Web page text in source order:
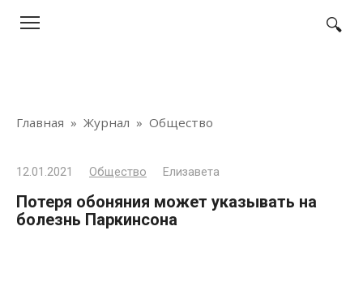
Главная » Журнал » Общество
12.01.2021 Общество Елизавета
Потеря обоняния может указывать на
болезнь Паркинсона